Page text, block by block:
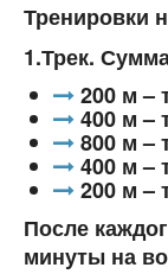
Тренировки
1.Трек.
200 м –
400 м –
800 м –
400 м –
200 м –
После
минуты на